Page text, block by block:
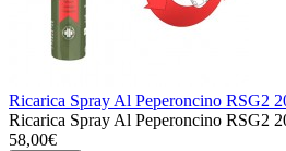
Ricarica Spray Al Peperoncino RSG2
Ricarica Spray Al Peperoncino RSG2
58,00€